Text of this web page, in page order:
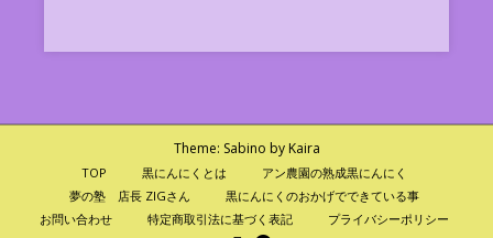
Theme: Sabino by Kaira
TOP 黒にんにくとは
アン農園の熟成黒にんにく
夢の塾 店長 ZIGさん
黒にんにくのおかげでできている事
お問い合わせ
特定商取引法に基づく表記 プライバシーポリシー